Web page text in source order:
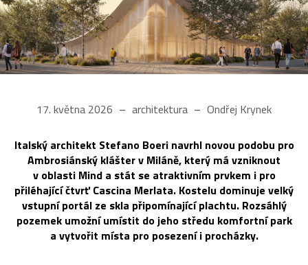
17. května 2026 architektura Ondřej Krynek
Italský architekt Stefano Boeri navrhl novou podobu pro
Ambrosiánský klášter v Miláně, který má vzniknout
v oblasti Mind a stát se atraktivním prvkem i pro
přiléhající čtvrť Cascina Merlata. Kostelu dominuje velký
vstupní portál ze skla připomínající plachtu. Rozsáhlý
pozemek umožní umístit do jeho středu komfortní park
a vytvořit místa pro posezení i procházky.